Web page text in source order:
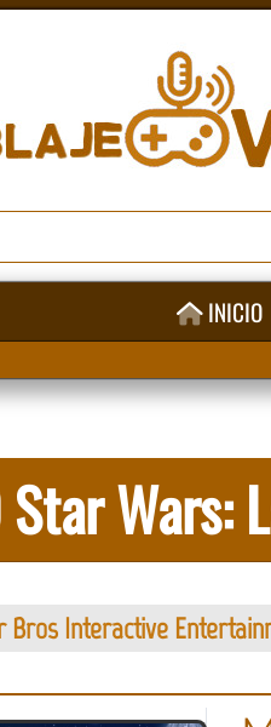
INICIO
Star Wars:
Interactive